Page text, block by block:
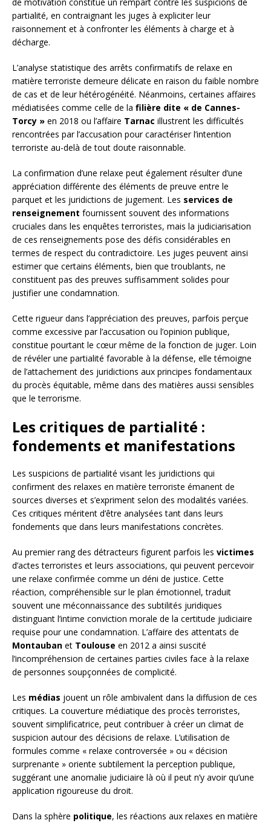
partialité, en contraignant les juges à expliciter leur
raisonnement et à confronter les éléments à charge et à
décharge.
L’analyse statistique des arrêts confirmatifs de relaxe en
matière terroriste demeure délicate en raison du faible nombre
de cas et de leur hétérogénéité. Néanmoins, certaines affaires
médiatisées comme celle de la filière dite « de Cannes-
Torcy » en 2018 ou l’affaire Tarnac illustrent les difficultés
rencontrées par l’accusation pour caractériser l’intention
terroriste au-delà de tout doute raisonnable.
La confirmation d’une relaxe peut également résulter d’une
appréciation différente des éléments de preuve entre le
parquet et les juridictions de jugement. Les services de
renseignement fournissent souvent des informations
cruciales dans les enquêtes terroristes, mais la judiciarisation
de ces renseignements pose des défis considérables en
termes de respect du contradictoire. Les juges peuvent ainsi
estimer que certains éléments, bien que troublants, ne
constituent pas des preuves suffisamment solides pour
justifier une condamnation.
Cette rigueur dans l’appréciation des preuves, parfois perçue
comme excessive par l’accusation ou l’opinion publique,
constitue pourtant le cœur même de la fonction de juger. Loin
de révéler une partialité favorable à la défense, elle témoigne
de l’attachement des juridictions aux principes fondamentaux
du procès équitable, même dans des matières aussi sensibles
que le terrorisme.
Les critiques de partialité :
fondements et manifestations
Les suspicions de partialité visant les juridictions qui
confirment des relaxes en matière terroriste émanent de
sources diverses et s’expriment selon des modalités variées.
Ces critiques méritent d’être analysées tant dans leurs
fondements que dans leurs manifestations concrètes.
Au premier rang des détracteurs figurent parfois les victimes
d’actes terroristes et leurs associations, qui peuvent percevoir
une relaxe confirmée comme un déni de justice. Cette
réaction, compréhensible sur le plan émotionnel, traduit
souvent une méconnaissance des subtilités juridiques
distinguant l’intime conviction morale de la certitude judiciaire
requise pour une condamnation. L’affaire des attentats de
Montauban et Toulouse en 2012 a ainsi suscité
l’incompréhension de certaines parties civiles face à la relaxe
de personnes soupçonnées de complicité.
Les médias jouent un rôle ambivalent dans la diffusion de ces
critiques. La couverture médiatique des procès terroristes,
souvent simplificatrice, peut contribuer à créer un climat de
suspicion autour des décisions de relaxe. L’utilisation de
formules comme « relaxe controversée » ou « décision
surprenante » oriente subtilement la perception publique,
suggérant une anomalie judiciaire là où il peut n’y avoir qu’une
application rigoureuse du droit.
Dans la sphère politique, les réactions aux relaxes en matière